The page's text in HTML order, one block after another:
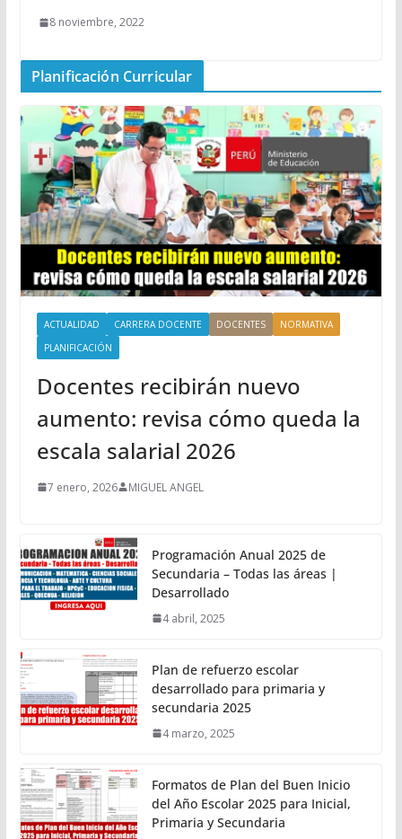
8 noviembre, 2022
Planificación Curricular
ACTUALIDAD CARRERA DOCENTE DOCENTES
NORMATIVA
PLANIFICACIÓN
Docentes recibirán nuevo
aumento: revisa cómo queda la
escala salarial 2026
7 enero, 2026 MIGUEL ANGEL
Programación Anual 2025 de
Secundaria – Todas las áreas |
Desarrollado
4 abril, 2025
Plan de refuerzo escolar
desarrollado para primaria y
secundaria 2025
4 marzo, 2025
Formatos de Plan del Buen Inicio
del Año Escolar 2025 para Inicial,
Primaria y Secundaria